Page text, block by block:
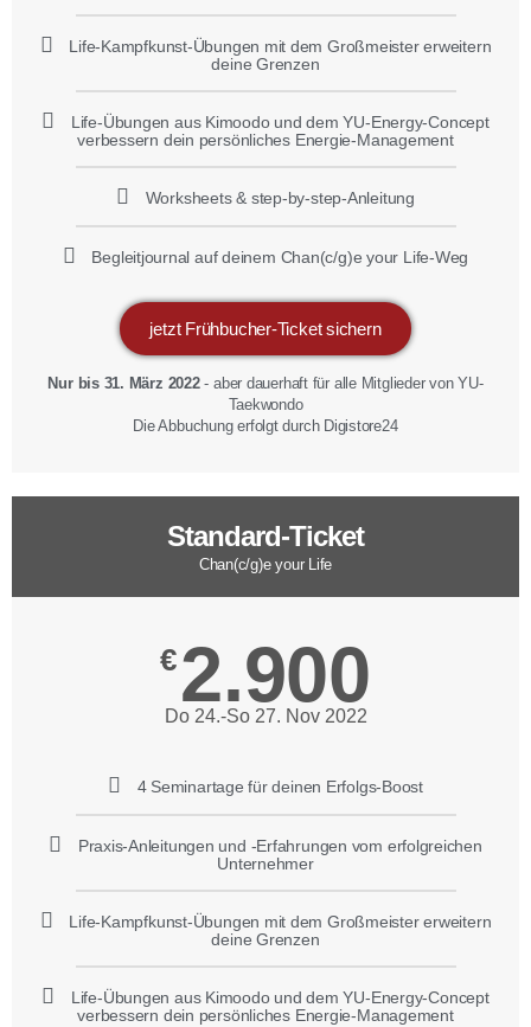
Life-Kampfkunst-Übungen mit dem Großmeister erweitern
deine Grenzen
Life-Übungen aus Kimoodo und dem YU-Energy-Concept
verbessern dein persönliches Energie-Management
Worksheets & step-by-step-Anleitung
Begleitjournal auf deinem Chan(c/g)e your Life-Weg
jetzt Frühbucher-Ticket sichern
Nur bis 31. März 2022- aber dauerhaft für alle Mitglieder von YU-
Taekwondo
Die Abbuchung erfolgt durch Digistore24
Standard-Ticket
Chan(c/g)e your Life
€2.900
Do 24.-So 27. Nov 2022
4 Seminartage für deinen Erfolgs-Boost
Praxis-Anleitungen und -Erfahrungen vom erfolgreichen
Unternehmer
Life-Kampfkunst-Übungen mit dem Großmeister erweitern
deine Grenzen
Life-Übungen aus Kimoodo und dem YU-Energy-Concept
verbessern dein persönliches Energie-Management